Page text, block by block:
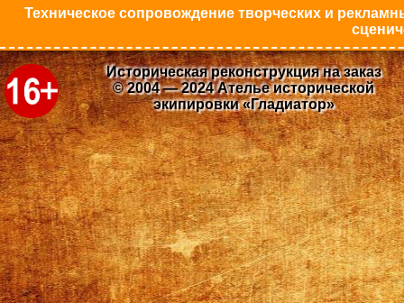
Техническое сопровождение творческих и
Историческая реконструкция на заказ
© 2004 — 2024 Ателье исторической
экипировки «Гладиатор»